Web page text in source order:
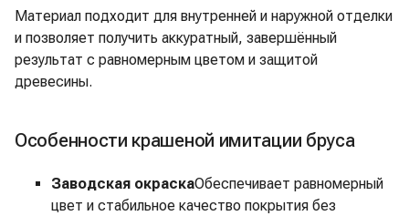
Материал подходит для внутренней и наружной отделки
и позволяет получить аккуратный, завершённый
результат с равномерным цветом и защитой
древесины.
Особенности крашеной имитации бруса
Заводская окраскаОбеспечивает равномерный
цвет и стабильное качество покрытия без